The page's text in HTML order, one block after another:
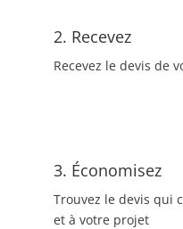
2. Recevez
Recevez le devis de
3. Économisez
Trouvez le devis qui
et à votre projet